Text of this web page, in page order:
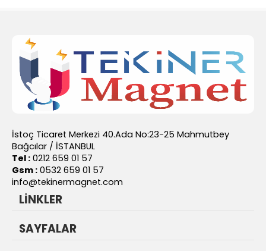
İstoç Ticaret Merkezi 40.Ada No:23-25 Mahmutbey
Bağcılar / İSTANBUL
Tel : 0212 659 01 57
Gsm : 0532 659 01 57
info@tekinermagnet.com
LİNKLER
SAYFALAR